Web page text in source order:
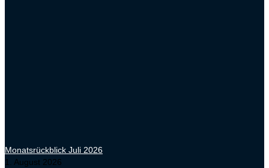
Monatsrückblick Juli 2026
1. August 2026